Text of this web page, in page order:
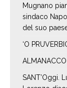
Mugnano
sindaco
del suo
‘O
SANT’Oggi.